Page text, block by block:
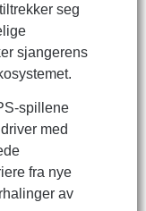
seg
sjangerens
spillene
med
fra nye
av